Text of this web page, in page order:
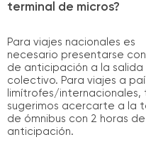
terminal de micros?
Para viajes nacionales es
necesario presentarse con
de anticipación a la salida
colectivo. Para viajes a
limítrofes/internacionales,
sugerimos acercarte a la
de ómnibus con 2 horas de
anticipación.